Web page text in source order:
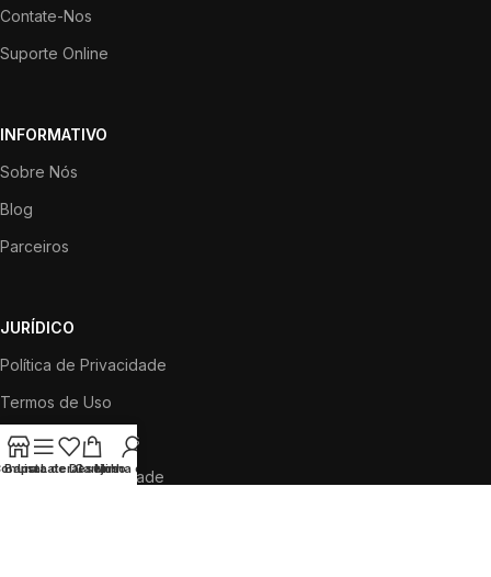
Contate-Nos
Suporte Online
INFORMATIVO
Sobre Nós
Blog
Parceiros
JURÍDICO
Política de Privacidade
Termos de Uso
Política de Cookies
Centro de Privacidade
Barra Lateral
Lista de Desejos
Carrinho
Minha conta